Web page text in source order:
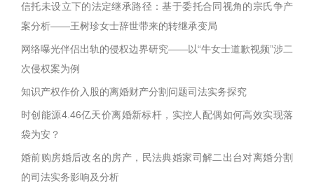
信托未设立下的法定继承路径：基于委托合同视角的宗氏争产
案分析——王树珍女士辞世带来的转继承变局
网络曝光伴侣出轨的侵权边界研究——以“牛女士道歉视频”涉二
次侵权案为例
知识产权作价入股的离婚财产分割问题司法实务探究
时创能源4.46亿天价离婚新标杆，实控人配偶如何高效实现落
袋为安？
婚前购房婚后改名的房产，民法典婚家司解二出台对离婚分割
的司法实务影响及分析